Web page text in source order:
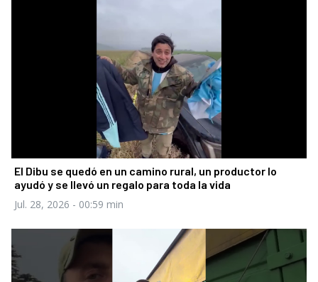
El Dibu se quedó en un camino rural, un productor lo
ayudó y se llevó un regalo para toda la vida
Jul. 28, 2026 - 00:59 min